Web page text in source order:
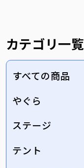
カテゴリ一覧
すべての商品
やぐら
ステージ
テント